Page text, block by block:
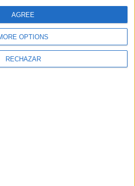
OPTIONS
RECHAZAR
AGREE
-
Óscar Salazar. 7 Pines
Resort Ibiza y el
multiverso Aquanaria